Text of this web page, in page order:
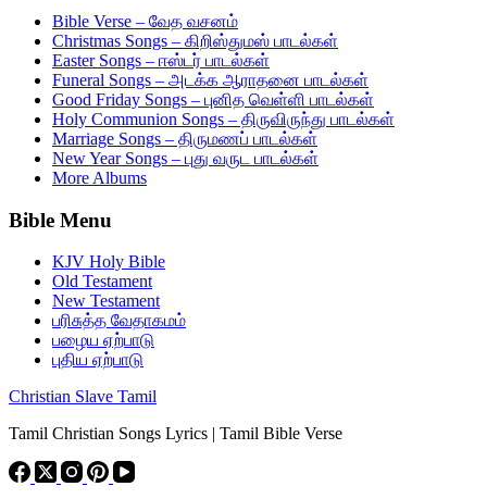
Bible Verse – வேத வசனம்
Christmas Songs – கிறிஸ்துமஸ் பாடல்கள்
Easter Songs – ஈஸ்டர் பாடல்கள்
Funeral Songs – அடக்க ஆராதனை பாடல்கள்
Good Friday Songs – புனித வெள்ளி பாடல்கள்
Holy Communion Songs – திருவிருந்து பாடல்கள்
Marriage Songs – திருமணப் பாடல்கள்
New Year Songs – புது வருட பாடல்கள்
More Albums
Bible Menu
KJV Holy Bible
Old Testament
New Testament
பரிசுத்த வேதாகமம்
பழைய ஏற்பாடு
புதிய ஏற்பாடு
Christian Slave Tamil
Tamil Christian Songs Lyrics | Tamil Bible Verse